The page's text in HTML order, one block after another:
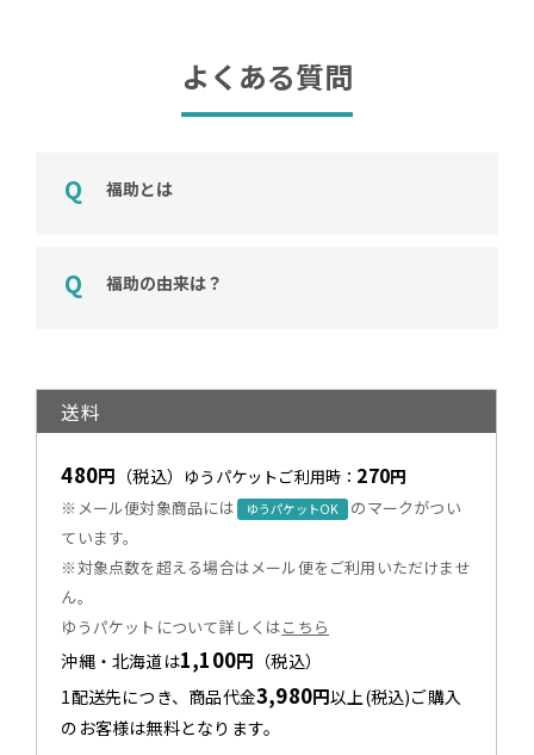
よくある質問
福助とは
福助の由来は？
送料
480円 （税込） ゆうパケットご利用時： 270円
※メール便対象商品には ゆうパケットOK
のマークがつい
ています。
※対象点数を超える場合はメール便をご利用いただけませ
ん。
ゆうパケットについて詳しくはこちら
沖縄・北海道は1,100円 （税込）
1配送先につき、商品代金3,980円以上(税込)ご購入
のお客様は無料となります。